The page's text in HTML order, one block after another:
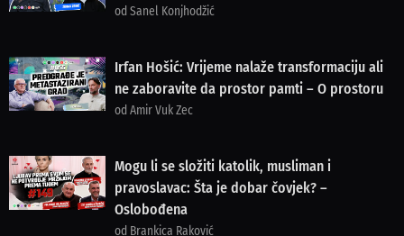
od Sanel Konjhodžić
Irfan Hošić: Vrijeme nalaže transformaciju ali
ne zaboravite da prostor pamti – O prostoru
od Amir Vuk Zec
Mogu li se složiti katolik, musliman i
pravoslavac: Šta je dobar čovjek? –
Oslobođena
od Brankica Raković